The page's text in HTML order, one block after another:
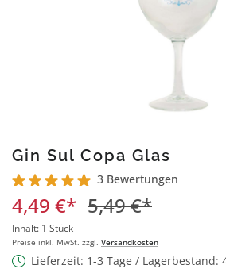
Gin Sul Copa Glas
Durchschnittliche Bewertung von 5 von
3 Bewertungen
4,49 €* 5,49 €*
Inhalt: 1 Stück
Preise inkl. MwSt. zzgl. Versandkosten
Lieferzeit: 1-3 Tage / Lagerbestand: